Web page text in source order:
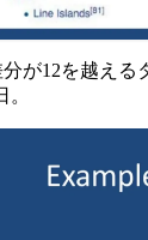
が12を越える